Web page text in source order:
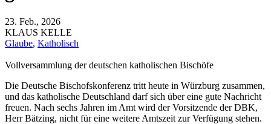
23. Feb., 2026
KLAUS KELLE
Glaube, Katholisch
Vollversammlung der deutschen katholischen Bischöfe
Die Deutsche Bischofskonferenz tritt heute in Würzburg zusammen,
und das katholische Deutschland darf sich über eine gute Nachricht
freuen. Nach sechs Jahren im Amt wird der Vorsitzende der DBK,
Herr Bätzing, nicht für eine weitere Amtszeit zur Verfügung stehen.